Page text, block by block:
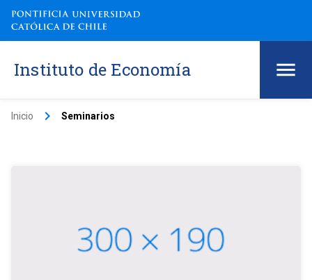
Instituto de Economía
Inicio keyboard_arrow_right Seminarios